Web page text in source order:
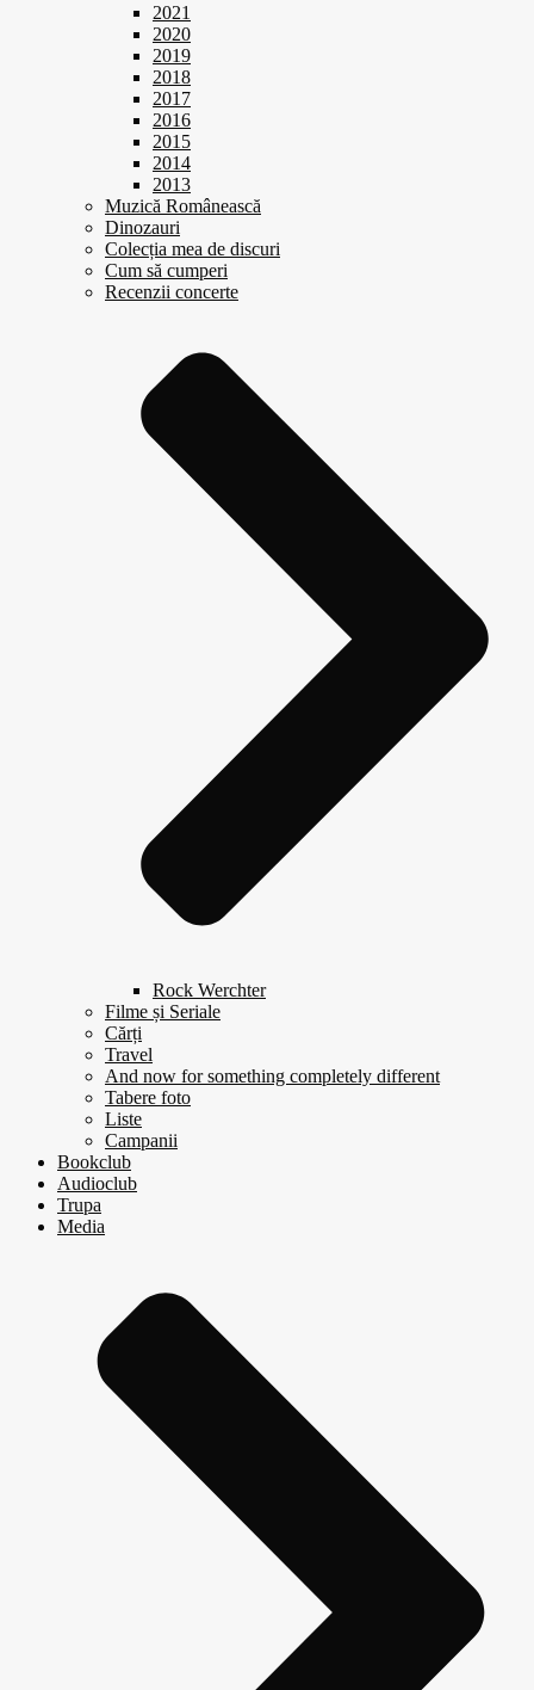
2021
2020
2019
2018
2017
2016
2015
2014
2013
Muzică Românească
Dinozauri
Colecția mea de discuri
Cum să cumperi
Recenzii concerte
Rock Werchter
Filme și Seriale
Cărți
Travel
And now for something completely different
Tabere foto
Liste
Campanii
Bookclub
Audioclub
Trupa
Media